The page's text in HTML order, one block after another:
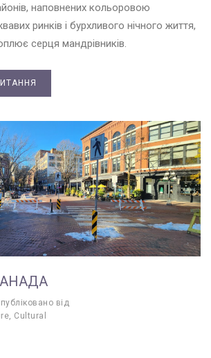
наповнених кольоровою
ринків і бурхливого нічного життя,
серця мандрівників.
від
Cultural